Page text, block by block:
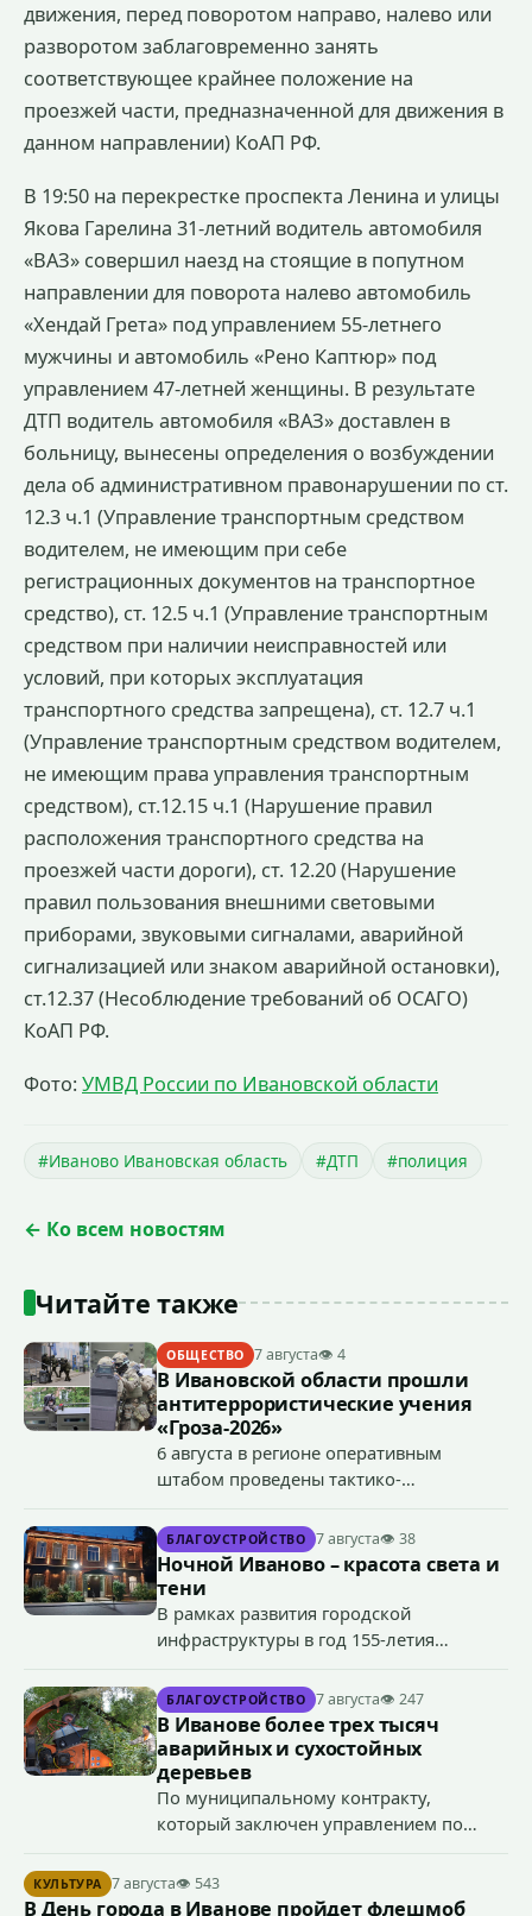
движения, перед поворотом направо, налево или
разворотом заблаговременно занять
соответствующее крайнее положение на
проезжей части, предназначенной для движения в
данном направлении) КоАП РФ.
В 19:50 на перекрестке проспекта Ленина и улицы
Якова Гарелина 31-летний водитель автомобиля
«ВАЗ» совершил наезд на стоящие в попутном
направлении для поворота налево автомобиль
«Хендай Грета» под управлением 55-летнего
мужчины и автомобиль «Рено Каптюр» под
управлением 47-летней женщины. В результате
ДТП водитель автомобиля «ВАЗ» доставлен в
больницу, вынесены определения о возбуждении
дела об административном правонарушении по ст.
12.3 ч.1 (Управление транспортным средством
водителем, не имеющим при себе
регистрационных документов на транспортное
средство), ст. 12.5 ч.1 (Управление транспортным
средством при наличии неисправностей или
условий, при которых эксплуатация
транспортного средства запрещена), ст. 12.7 ч.1
(Управление транспортным средством водителем,
не имеющим права управления транспортным
средством), ст.12.15 ч.1 (Нарушение правил
расположения транспортного средства на
проезжей части дороги), ст. 12.20 (Нарушение
правил пользования внешними световыми
приборами, звуковыми сигналами, аварийной
сигнализацией или знаком аварийной остановки),
ст.12.37 (Несоблюдение требований об ОСАГО)
КоАП РФ.
Фото: УМВД России по Ивановской области
#Иваново Ивановская область #ДТП #полиция
← Ко всем новостям
Читайте также
ОБЩЕСТВО 7 августа👁 4
В Ивановской области прошли
антитеррористические учения
«Гроза-2026»
6 августа в регионе оперативным
штабом проведены тактико-
террористического акта на объекте
органов государственной власти.
«Гроза-2026».
БЛАГОУСТРОЙСТВО 7 августа👁 38
Ночной Иваново – красота света и
тени
В рамках развития городской
инфраструктуры в год 155-летия
приступили к реализации масштабного
проекта подсветки исторических
зданий, достопримечательностей и
знаковых мест.
БЛАГОУСТРОЙСТВО 7 августа👁 247
В Иванове более трех тысяч
аварийных и сухостойных
деревьев
По муниципальному контракту,
который заключен управлением по
Администрации города Иванова 6
августа 2026 года, подрядчик ООО «ААА
КУЛЬТУРА 7 августа👁 543
В День города в Иванове пройдет флешмоб